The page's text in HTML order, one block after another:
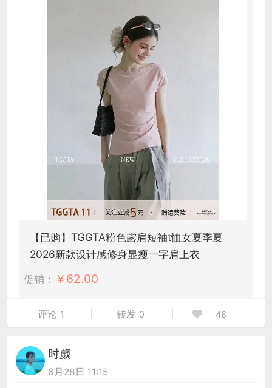
【已购】TGGTA粉色露肩短袖t恤女夏季夏
2026新款设计感修身显瘦一字肩上衣
促销： ￥ 62.00
评论 1 转发 0 46
时歲
6月28日 11:15